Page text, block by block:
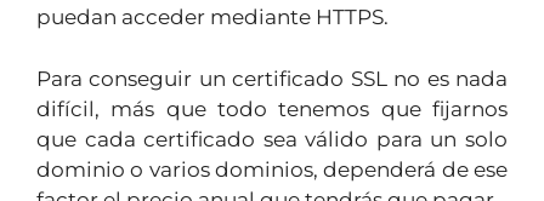
puedan acceder mediante HTTPS.
Para conseguir un certificado SSL no es nada
difícil, más que todo tenemos que fijarnos
que cada certificado sea válido para un solo
dominio o varios dominios, dependerá de ese